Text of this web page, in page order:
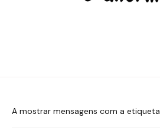
A mostrar mensagens com a etiqueta